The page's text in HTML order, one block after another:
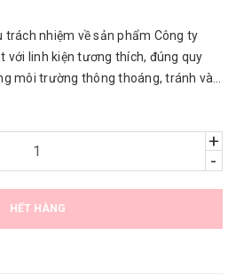
trách nhiệm về sản phẩm Công ty
với linh kiện tương thích, đúng quy
môi trường thông thoáng, tránh vào
+
-
HẾT HÀNG